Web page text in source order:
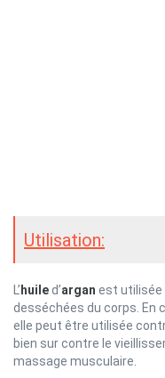
Utilisation:
L’ huiled’argan est utilisée
desséchées du corps. En
elle peut être utilisée
bien sur contre le
massage musculaire.